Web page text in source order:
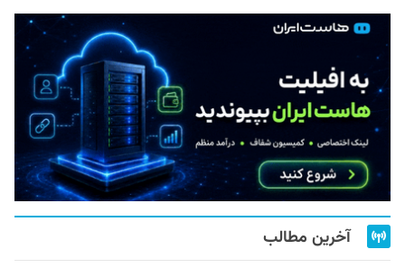
آخرین مطالب